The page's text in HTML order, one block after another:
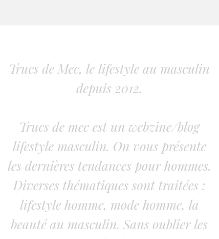
Trucs de Mec, le lifestyle au masculin
depuis 2012.
Trucs de mec est un webzine/blog
lifestyle masculin. On vous présente
les dernières tendances pour hommes.
Diverses thématiques sont traitées :
lifestyle homme, mode homme, la
beauté au masculin. Sans oublier les